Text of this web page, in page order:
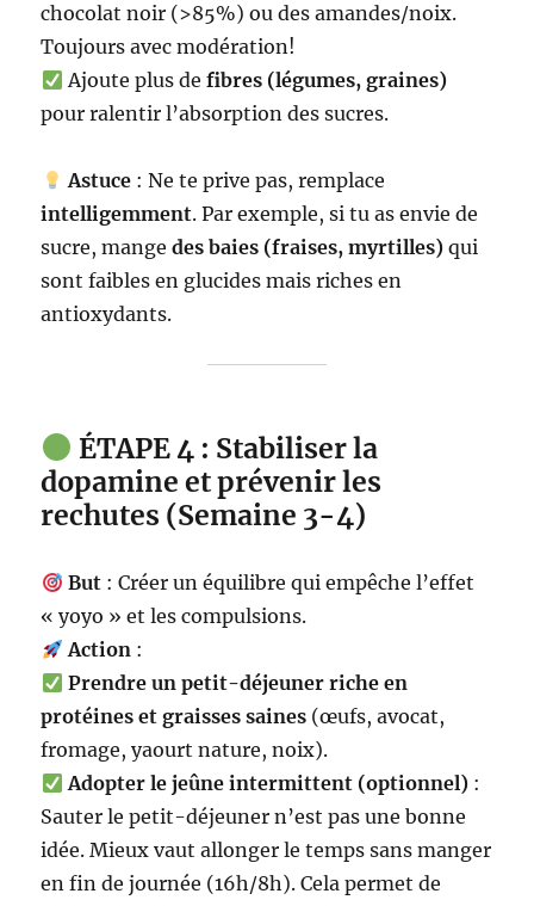
chocolat noir (>85%) ou des amandes/noix.
Toujours avec modération!
Ajoute plus de fibres (légumes, graines)
pour ralentir l’absorption des sucres.
Astuce: Ne te prive pas, remplace
intelligemment. Par exemple, si tu as envie de
sucre, mangedes baies (fraises, myrtilles) qui
sont faibles en glucides mais riches en
antioxydants.
ÉTAPE 4 : Stabiliser la
dopamine et prévenir les
rechutes (Semaine 3-4)
But: Créer un équilibre qui empêche l’effet
« yoyo » et les compulsions.
Action:
Prendre un petit-déjeuner riche en
protéines et graisses saines (œufs, avocat,
fromage, yaourt nature, noix).
Adopter le jeûne intermittent (optionnel):
Sauter le petit-déjeuner n’est pas une bonne
idée. Mieux vaut allonger le temps sans manger
en fin de journée (16h/8h). Cela permet de